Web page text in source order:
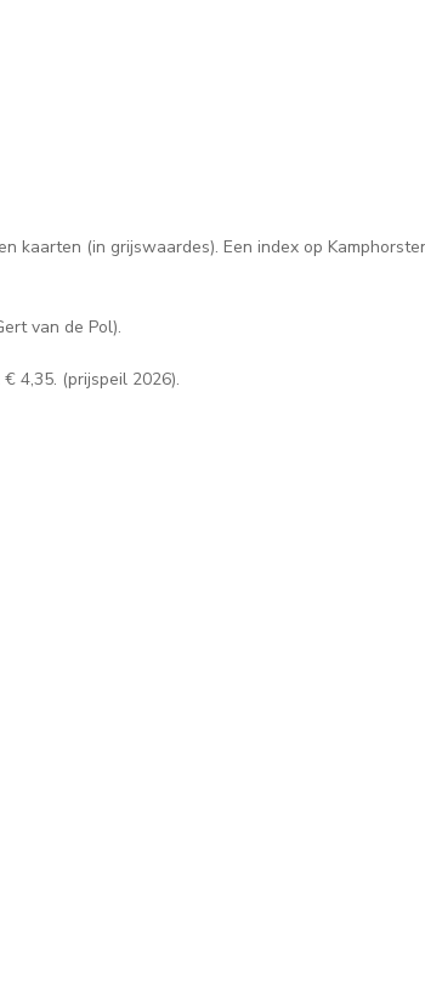
kaarten (in grijswaardes). Een index op
van de Pol).
4,35. (prijspeil 2026).